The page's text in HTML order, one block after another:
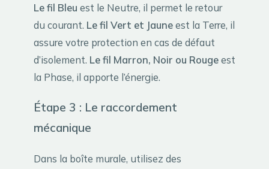
Le fil Bleu est le Neutre, il permet le retour
du courant. Le fil Vert et Jauneest la Terre, il
assure votre protection en cas de défaut
d’isolement. Le fil Marron, Noir ou Rougeest
la Phase, il apporte l’énergie.
Étape 3 : Le raccordement
mécanique
Dans la boîte murale, utilisez des